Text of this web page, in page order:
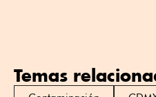
Temas